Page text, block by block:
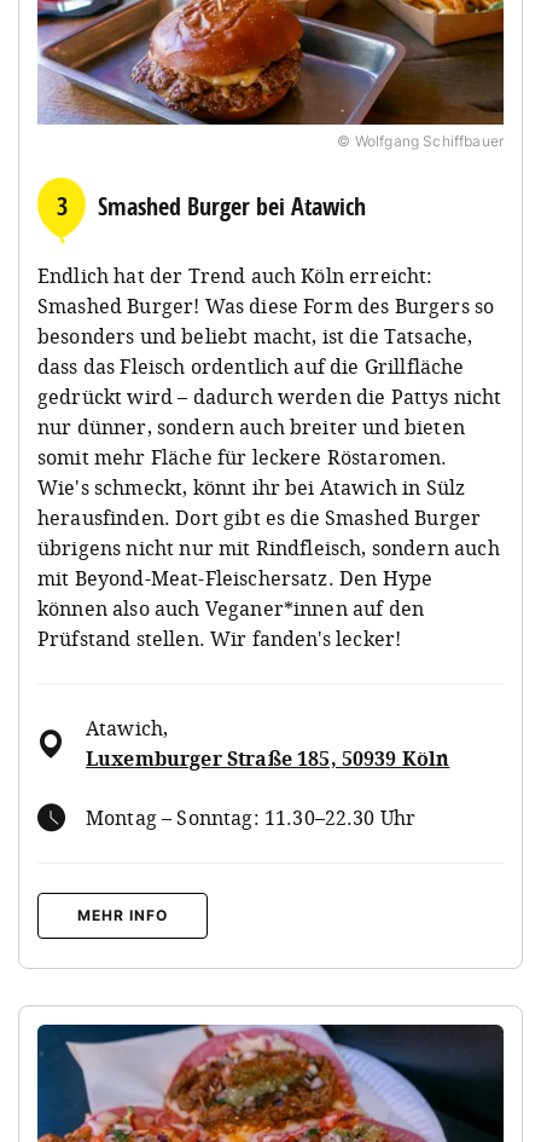
© Wolfgang Schiffbauer
3 Smashed Burger bei Atawich
Endlich hat der Trend auch Köln erreicht:
Smashed Burger! Was diese Form des Burgers so
besonders und beliebt macht, ist die Tatsache,
dass das Fleisch ordentlich auf die Grillfläche
gedrückt wird – dadurch werden die Pattys nicht
nur dünner, sondern auch breiter und bieten
somit mehr Fläche für leckere Röstaromen.
Wie's schmeckt, könnt ihr bei Atawich in Sülz
herausfinden. Dort gibt es die Smashed Burger
übrigens nicht nur mit Rindfleisch, sondern auch
mit Beyond-Meat-Fleischersatz. Den Hype
können also auch Veganer*innen auf den
Prüfstand stellen. Wir fanden's lecker!
Atawich,
Luxemburger Straße 185, 50939 Köln
Montag – Sonntag: 11.30–22.30 Uhr
MEHR INFO